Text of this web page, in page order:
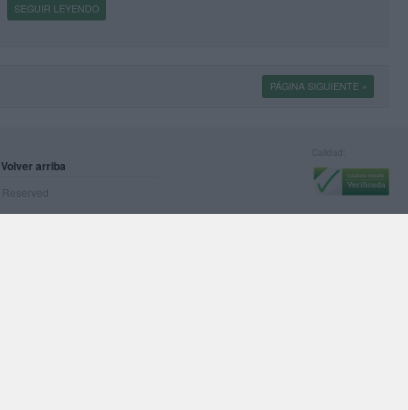
SEGUIR LEYENDO
PÁGINA SIGUIENTE »
Volver arriba